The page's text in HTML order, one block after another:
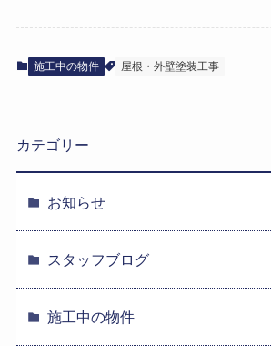
施工中の物件 屋根・外壁塗装工事
カテゴリー
お知らせ
スタッフブログ
施工中の物件